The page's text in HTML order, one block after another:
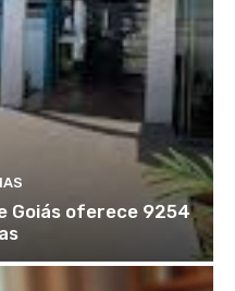
Goiás oferece 9254